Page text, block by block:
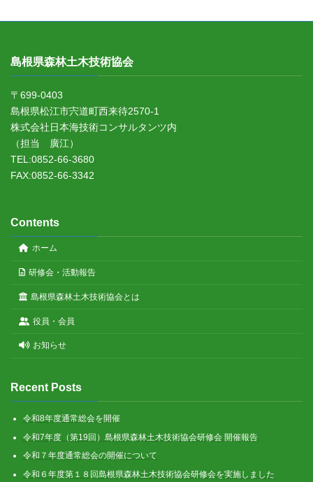
島根県森林土木技術協会
〒699-0403
島根県松江市宍道町西来待2570-1
株式会社日本海技術コンサルタンツ内
（担当 廣江）
TEL:0852-66-3680
FAX:0852-66-3342
Contents
ホーム
研修会・活動報告
島根県森林土木技術協会とは
役員・会員
お知らせ
Recent Posts
令和8年度通常総会を開催
令和7年度（第19回）島根県森林土木技術協会研修会 開催報告
令和７年度通常総会の開催について
令和６年度第１８回島根県森林土木技術協会研修会を実施しました